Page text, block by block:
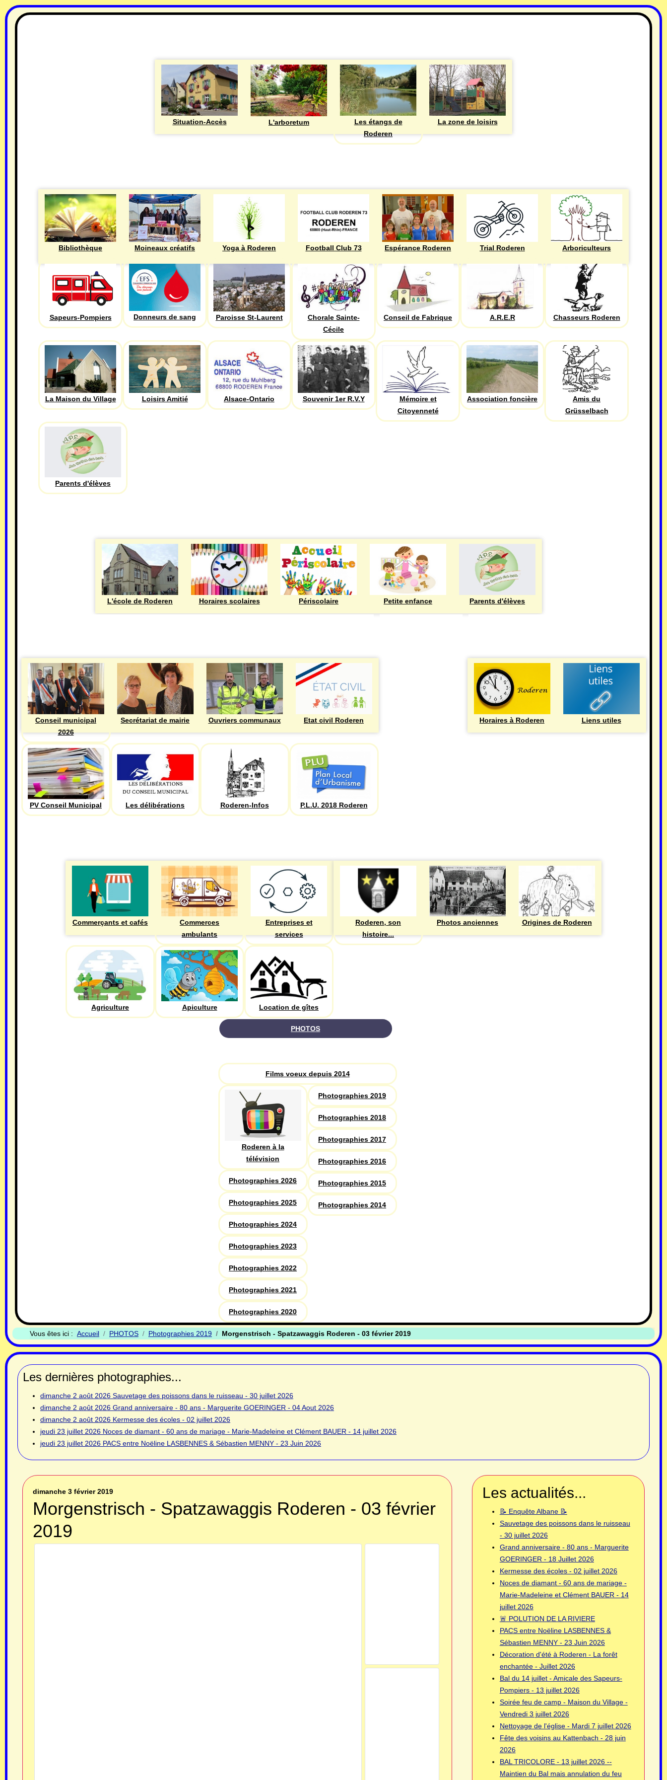
Situation-Accès L'arboretum
Les étangs de
Roderen
La zone de loisirs
Bibliothèque Moineaux créatifs Yoga à Roderen Football Club 73 Espérance Roderen Trial Roderen Arboriculteurs
Sapeurs-Pompiers Donneurs de sang Paroisse St-Laurent
Chorale Sainte-
Cécile
Conseil de Fabrique A.R.E.R Chasseurs Roderen
La Maison du Village Loisirs Amitié Alsace-Ontario Souvenir 1er R.V.Y
Mémoire et
Citoyenneté
Association foncière
Amis du
Grüsselbach
Parents d'élèves
L'école de Roderen Horaires scolaires Périscolaire Petite enfance Parents d'élèves
Conseil municipal
2026
Secrétariat de mairie Ouvriers communaux Etat civil Roderen
PV Conseil Municipal Les délibérations Roderen-Infos P.L.U. 2018 Roderen
Horaires à Roderen Liens utiles
Commerçants et cafés
Commerces
ambulants
Entreprises et
services
Agriculture Apiculture Location de gîtes
Roderen, son
histoire...
Photos anciennes Origines de Roderen
PHOTOS
Films voeux depuis 2014
Roderen à la
télévision
Photographies 2026
Photographies 2025
Photographies 2024
Photographies 2023
Photographies 2022
Photographies 2021
Photographies 2020
Photographies 2019
Photographies 2018
Photographies 2017
Photographies 2016
Photographies 2015
Photographies 2014
Vous êtes ici : Accueil PHOTOS Photographies 2019 Morgenstrisch - Spatzawaggis Roderen - 03 février 2019
Les dernières photographies...
dimanche 2 août 2026 Sauvetage des poissons dans le ruisseau - 30 juillet 2026
dimanche 2 août 2026 Grand anniversaire - 80 ans - Marguerite GOERINGER - 04 Aout 2026
dimanche 2 août 2026 Kermesse des écoles - 02 juillet 2026
jeudi 23 juillet 2026 Noces de diamant - 60 ans de mariage - Marie-Madeleine et Clément BAUER - 14 juillet 2026
jeudi 23 juillet 2026 PACS entre Noëline LASBENNES & Sébastien MENNY - 23 Juin 2026
dimanche 3 février 2019
Morgenstrisch - Spatzawaggis Roderen - 03 février
2019
Les actualités...
📝 Enquête Albane 📝
Sauvetage des poissons dans le ruisseau
- 30 juillet 2026
Grand anniversaire - 80 ans - Marguerite
GOERINGER - 18 Juillet 2026
Kermesse des écoles - 02 juillet 2026
Noces de diamant - 60 ans de mariage -
Marie-Madeleine et Clément BAUER - 14
juillet 2026
🚨 POLUTION DE LA RIVIERE
PACS entre Noëline LASBENNES &
Sébastien MENNY - 23 Juin 2026
Décoration d'été à Roderen - La forêt
enchantée - Juillet 2026
Bal du 14 juillet - Amicale des Sapeurs-
Pompiers - 13 juillet 2026
Soirée feu de camp - Maison du Village -
Vendredi 3 juillet 2026
Nettoyage de l'église - Mardi 7 juillet 2026
Fête des voisins au Kattenbach - 28 juin
2026
BAL TRICOLORE - 13 juillet 2026 --
Maintien du Bal mais annulation du feu